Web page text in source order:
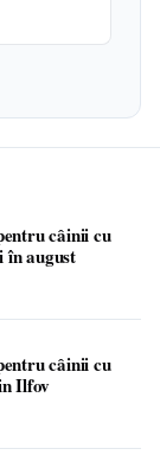
câinii cu
august
câinii cu
Ilfov